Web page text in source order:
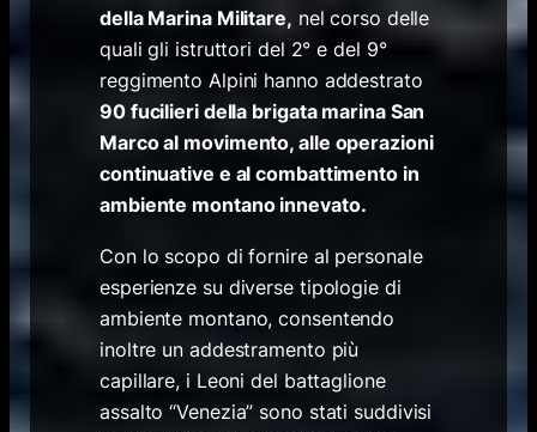
della Marina Militare, nel corso delle
quali gli istruttori del 2° e del 9°
reggimento Alpini hanno addestrato
90 fucilieri della brigata marina San
Marco al movimento, alle operazioni
continuative e al combattimento in
ambiente montano innevato.
Con lo scopo di fornire al personale
esperienze su diverse tipologie di
ambiente montano, consentendo
inoltre un addestramento più
capillare, i Leoni del battaglione
assalto “Venezia” sono stati suddivisi